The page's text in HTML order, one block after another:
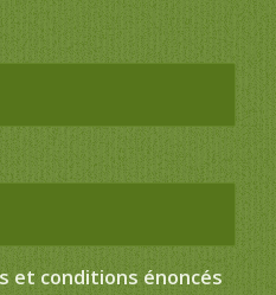
et conditions énoncés